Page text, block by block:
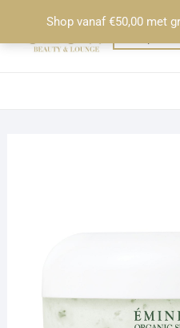
Shop vanaf €50,00 met
de